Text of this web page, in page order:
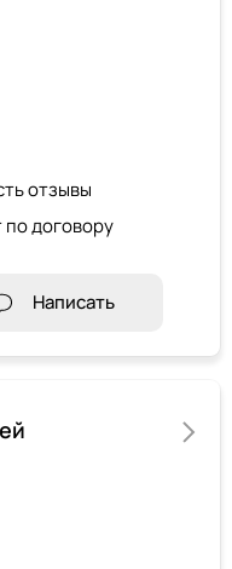
отзывы
по договору
Написать